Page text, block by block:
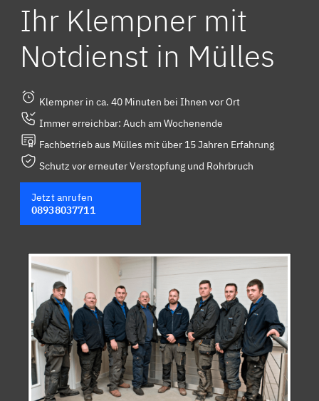
Ihr Klempner mit
Notdienst in Mülles
Klempner in ca. 40 Minuten bei Ihnen vor Ort
Immer erreichbar: Auch am Wochenende
Fachbetrieb aus Mülles mit über 15 Jahren Erfahrung
Schutz vor erneuter Verstopfung und Rohrbruch
Jetzt anrufen
08938037711